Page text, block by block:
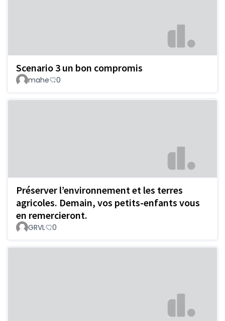
Scenario 3 un bon compromis
mahe 0
Préserver l’environnement et les terres
agricoles. Demain, vos petits-enfants vous
en remercieront.
GRVL 0